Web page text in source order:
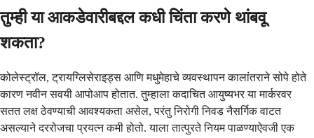
तुम्ही या आकडेवारीबद्दल कधी चिंता करणे थांबवू
शकता?
कोलेस्ट्रॉल, ट्रायग्लिसेराइड्स आणि मधुमेहाचे व्यवस्थापन कालांतराने सोपे होते
कारण नवीन सवयी आपोआप होतात. तुम्हाला कदाचित आयुष्यभर या मार्करवर
सतत लक्ष ठेवण्याची आवश्यकता असेल, परंतु निरोगी निवड नैसर्गिक वाटत
असल्याने दररोजचा प्रयत्न कमी होतो. याला तात्पुरते नियम पाळण्याऐवजी एक